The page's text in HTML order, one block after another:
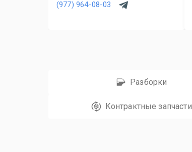
(977) 964-08-03
Разборки
Контрактные запчасти